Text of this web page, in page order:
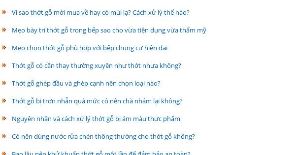
Vì sao thớt gỗ mới mua về hay có mùi lạ? Cách xử lý thế nào?
Mẹo bày trí thớt gỗ trong bếp sao cho vừa tiện dụng vừa thẩm mỹ
Mẹo chọn thớt gỗ phù hợp với bếp chung cư hiện đại
Thớt gỗ có cần thay thường xuyên như thớt nhựa không?
Thớt gỗ ghép đầu và ghép cạnh nên chọn loại nào?
Thớt gỗ bị trơn nhẵn quá mức có nên chà nhám lại không?
Nguyên nhân và cách xử lý thớt gỗ bị ám màu thực phẩm
Có nên dùng nước rửa chén thông thường cho thớt gỗ không?